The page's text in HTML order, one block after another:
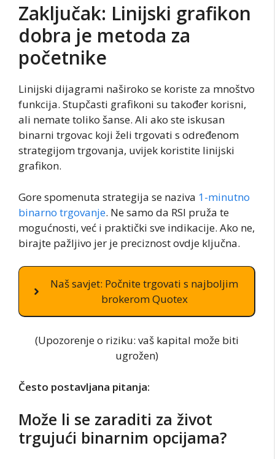
Zaključak: Linijski grafikon
dobra je metoda za
početnike
Linijski dijagrami naširoko se koriste za mnoštvo
funkcija. Stupčasti grafikoni su također korisni,
ali nemate toliko šanse. Ali ako ste iskusan
binarni trgovac koji želi trgovati s određenom
strategijom trgovanja, uvijek koristite linijski
grafikon.
Gore spomenuta strategija se naziva 1-minutno
binarno trgovanje. Ne samo da RSI pruža te
mogućnosti, već i praktički sve indikacije. Ako ne,
birajte pažljivo jer je preciznost ovdje ključna.
Naš savjet: Počnite trgovati s najboljim
brokerom Quotex
(Upozorenje o riziku: vaš kapital može biti
ugrožen)
Često postavljana pitanja:
Može li se zaraditi za život
trgujući binarnim opcijama?